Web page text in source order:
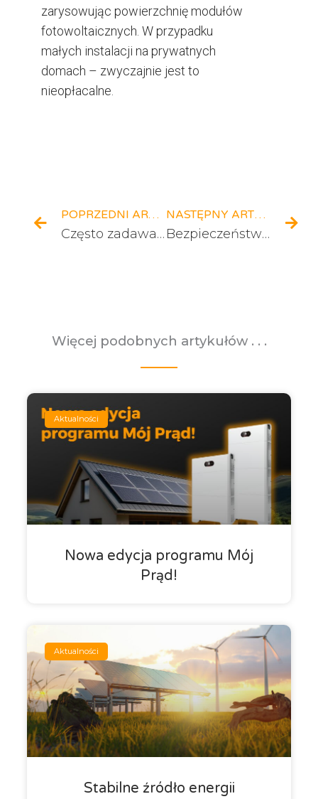
zarysowując powierzchnię modułów
fotowoltaicznych. W przypadku
małych instalacji na prywatnych
domach – zwyczajnie jest to
nieopłacalne.
POPRZEDNI ARTYKUŁ
Często zadawane pytania – fotowoltaika i pompa ciepła
NASTĘPNY ARTYKUŁ
Bezpieczeństwo pożarowe instalacji fotowoltaicznych – ważna zmiana
Więcej podobnych artykułów . . .
Aktualności
Nowa edycja programu Mój
Prąd!
Aktualności
Stabilne źródło energii